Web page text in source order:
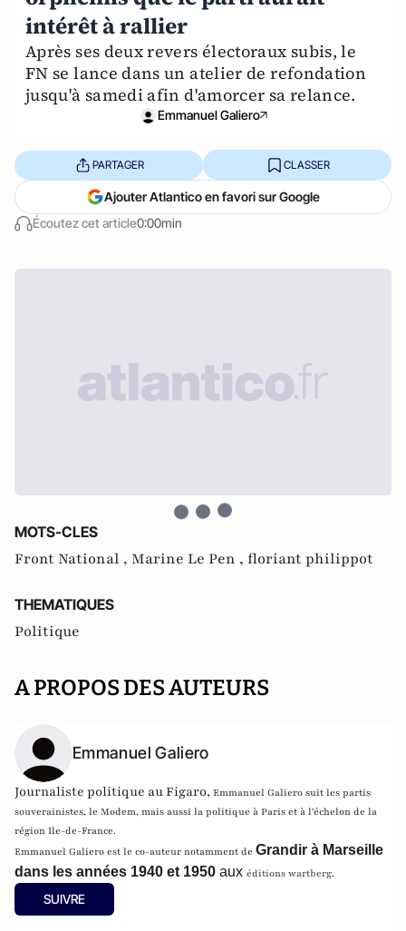
intérêt à rallier
Après ses deux revers électoraux subis, le
FN se lance dans un atelier de refondation
jusqu'à samedi afin d'amorcer sa relance.
Emmanuel Galiero
Écoutez cet article0:00min
PARTAGER CLASSER
Ajouter Atlantico en favori sur Google
MOTS-CLES
Front National , Marine Le Pen , floriant philippot
THEMATIQUES
Politique
A PROPOS DES AUTEURS
Emmanuel Galiero
Journaliste politique au Figaro, Emmanuel Galiero suit les partis
souverainistes, le Modem, mais aussi la politique à Paris et à l'échelon de la
région Ile-de-France.
Emmanuel Galiero est le co-auteur notamment de Grandir à Marseille
dans les années 1940 et 1950 aux éditions wartberg.
SUIVRE